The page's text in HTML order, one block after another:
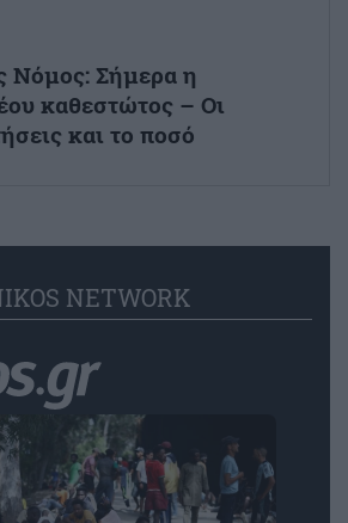
Νόμος: Σήμερα η
καθεστώτος – Οι
και το ποσό
NETWORK